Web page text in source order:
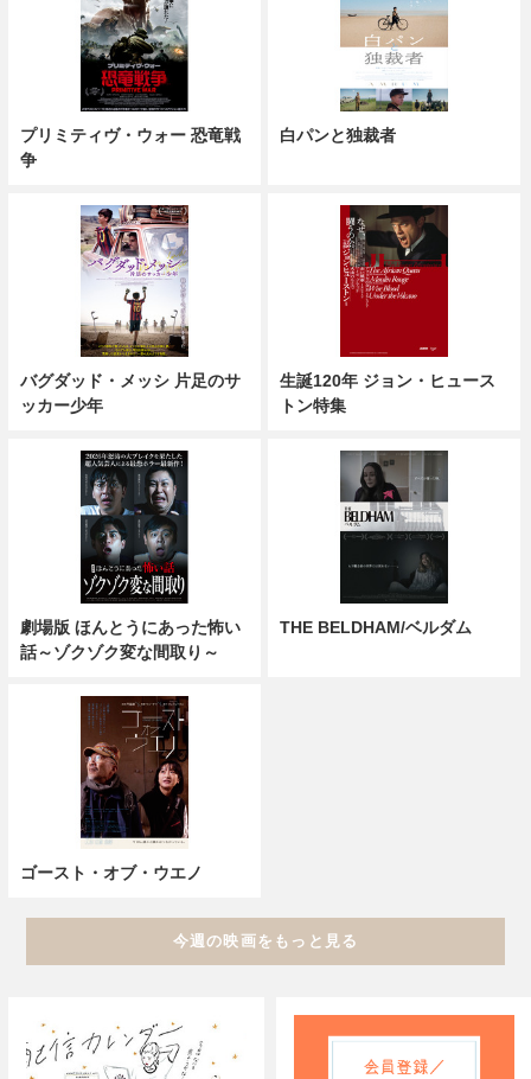
プリミティヴ・ウォー 恐竜戦
争
白パンと独裁者
バグダッド・メッシ 片足のサ
ッカー少年
生誕120年 ジョン・ヒュース
トン特集
劇場版 ほんとうにあった怖い
話～ゾクゾク変な間取り～
THE BELDHAM/ベルダム
ゴースト・オブ・ウエノ
今週の映画をもっと見る